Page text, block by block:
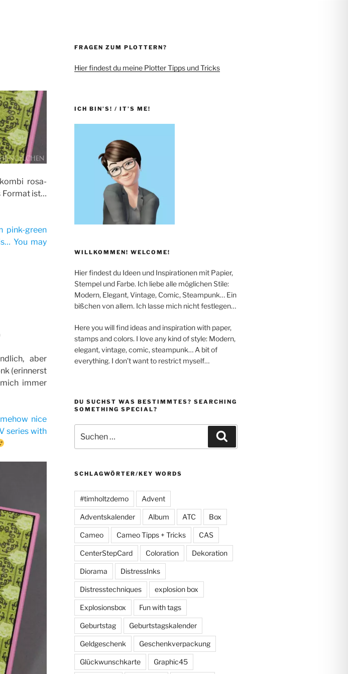
rosa-
Format ist…
pink-green
You may
aber
(erinnerst
immer
nice
series with
FRAGEN ZUM PLOTTERN?
Hier findest du meine Plotter Tipps und Tricks
ICH BIN’S! / IT’S ME!
WILLKOMMEN! WELCOME!
Hier findest du Ideen und Inspirationen mit Papier,
Stempel und Farbe. Ich liebe alle möglichen Stile:
Modern, Elegant, Vintage, Comic, Steampunk… Ein
bißchen von allem. Ich lasse mich nicht festlegen…
Here you will find ideas and inspiration with paper,
stamps and colors. I love any kind of style: Modern,
elegant, vintage, comic, steampunk… A bit of
everything. I don’t want to restrict myself…
DU SUCHST WAS BESTIMMTES? SEARCHING
SOMETHING SPECIAL?
nach:
SCHLAGWÖRTER/KEY WORDS
#timholtzdemo Advent
Adventskalender Album ATC Box
Cameo Cameo Tipps + Tricks CAS
CenterStepCard Coloration Dekoration
Diorama DistressInks
Distresstechniques explosion box
Explosionsbox Fun with tags
Geburtstag Geburtstagskalender
Geldgeschenk Geschenkverpackung
Glückwunschkarte Graphic45